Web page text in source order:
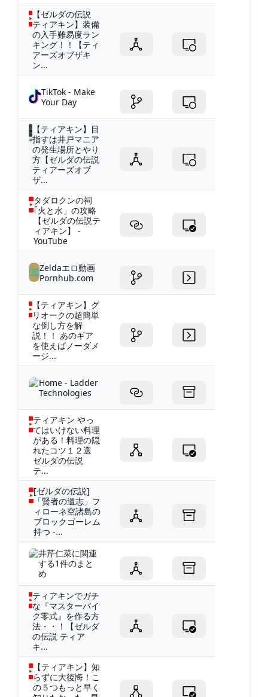
【ゼルダの伝説
ティアキン】装備
の入手難易度ラン
キング！！【ティ
アーズオブザキ
ン...
TikTok - Make
Your Day
【ティアキン】目
指すは井戸マニア
の発生場所とやり
方【ゼルダの伝説
ティアーズオブ
ザ...
タダロクンの祠
｢火と水」の攻略
【ゼルダの伝説テ
ィアキン】 -
YouTube
Zeldaエロ動画
Pornhub.com
【ティアキン】グ
リオークの超簡単
な倒し方を解
説！！ あのギア
を使えばノーダメ
ージ...
Home - Ladder
Technologies
ティアキン やっ
てはいけない料理
がある！料理の隠
れたコツ１２選
ゼルダの伝説
テ...
[ゼルダの伝説]
「賢者の遺志」フ
ィローネ空諸島の
ブロックゴーレム
持つ -...
井芹仁菜に関連
する1件のまと
め
ティアキンでガチ
な『マスターバイ
ク零式』を作る方
法・・！【ゼルダ
の伝説 ティア
キ...
【ティアキン】知
らずに大後悔！こ
の５つもっと早く